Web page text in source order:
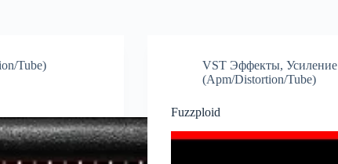
Tube) VST Эффекты,Усиление
(Apm/Distortion/Tube)
Fuzzploid